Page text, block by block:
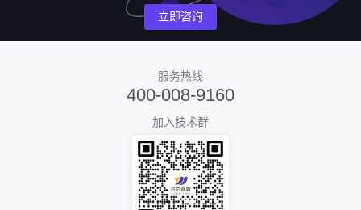
立即咨询
服务热线
400-008-9160
加入技术群